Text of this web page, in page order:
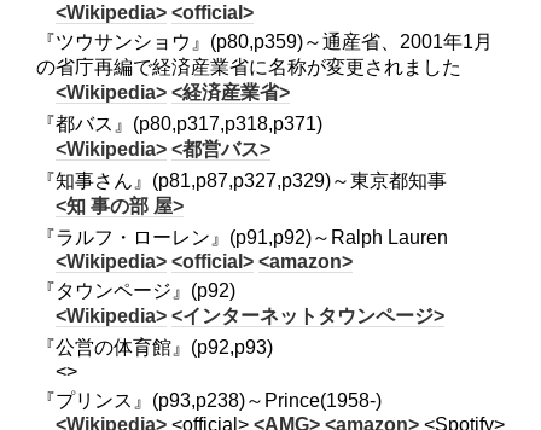
<Wikipedia> <official>
『ツウサンショウ』(p80,p359)～通産省、2001年1月
の省庁再編で経済産業省に名称が変更されました
<Wikipedia> <経済産業省>
『都バス』(p80,p317,p318,p371)
<Wikipedia> <都営バス>
『知事さん』(p81,p87,p327,p329)～東京都知事
<知 事の部 屋>
『ラルフ・ローレン』(p91,p92)～Ralph Lauren
<Wikipedia> <official> <amazon>
『タウンページ』(p92)
<Wikipedia> <インターネットタウンページ>
『公営の体育館』(p92,p93)
<>
『プリンス』(p93,p238)～Prince(1958-)
<Wikipedia> <official> <AMG> <amazon> <Spotify>